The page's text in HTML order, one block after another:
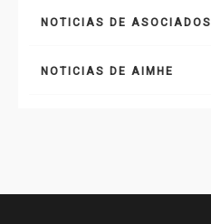
NOTICIAS DE ASOCIADOS
NOTICIAS DE AIMHE